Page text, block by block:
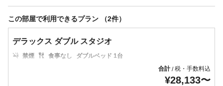
この部屋で利用できるプラン （2件）
デラックス ダブル スタジオ
禁煙 食事なし
ダブルベッド 1台
合計/税・手数料込
¥28,133〜